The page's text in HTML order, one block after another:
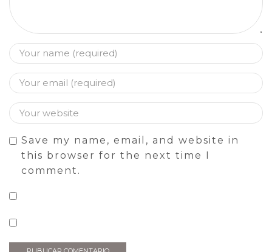
Save my name, email, and website in
this browser for the next time I
comment.